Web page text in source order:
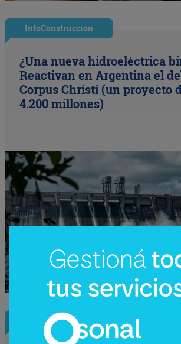
InfoConstrucción
¿Una nueva hidroeléctrica
Reactivan en Argentina el
Corpus Christi (un proyecto
4.200 millones)
Nota Principal